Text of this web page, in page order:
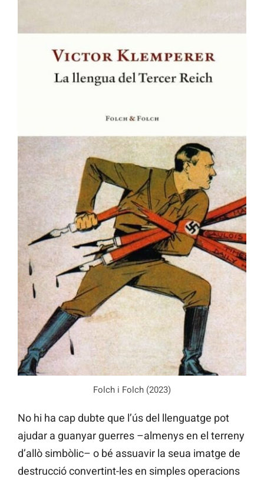
Folch i Folch (2023)
No hi ha cap dubte que l’ús del llenguatge pot
ajudar a guanyar guerres –almenys en el terreny
d’allò simbòlic– o bé assuavir la seua imatge de
destrucció convertint-les en simples operacions